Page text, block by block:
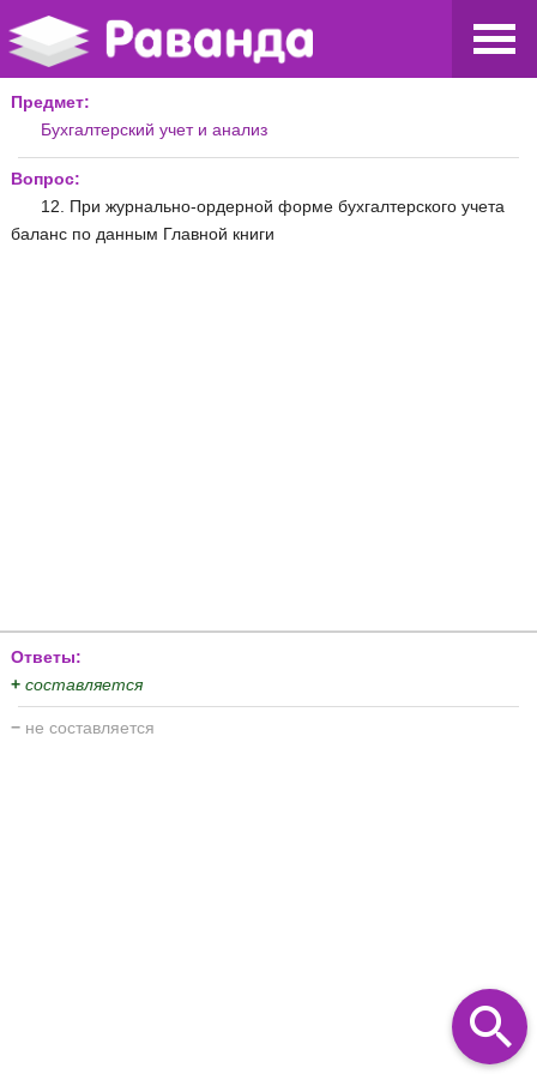
Предмет:
Бухгалтерский учет и анализ
Вопрос:
12. При журнально-ордерной форме бухгалтерского учета
баланс по данным Главной книги
Ответы:
+ составляется
− не составляется